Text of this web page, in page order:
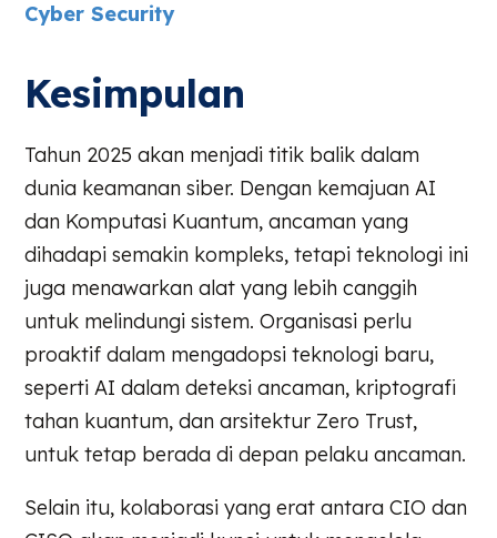
Cyber Security
Kesimpulan
Tahun 2025 akan menjadi titik balik dalam
dunia keamanan siber. Dengan kemajuan AI
dan Komputasi Kuantum, ancaman yang
dihadapi semakin kompleks, tetapi teknologi ini
juga menawarkan alat yang lebih canggih
untuk melindungi sistem. Organisasi perlu
proaktif dalam mengadopsi teknologi baru,
seperti AI dalam deteksi ancaman, kriptografi
tahan kuantum, dan arsitektur Zero Trust,
untuk tetap berada di depan pelaku ancaman.
Selain itu, kolaborasi yang erat antara CIO dan